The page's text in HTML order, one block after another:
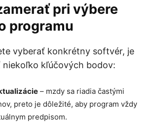
pri výbere
programu
vyberať konkrétny softvér, je
niekoľko kľúčových bodov:
– mzdy sa riadia častými
preto je dôležité, aby program vždy
predpisom.